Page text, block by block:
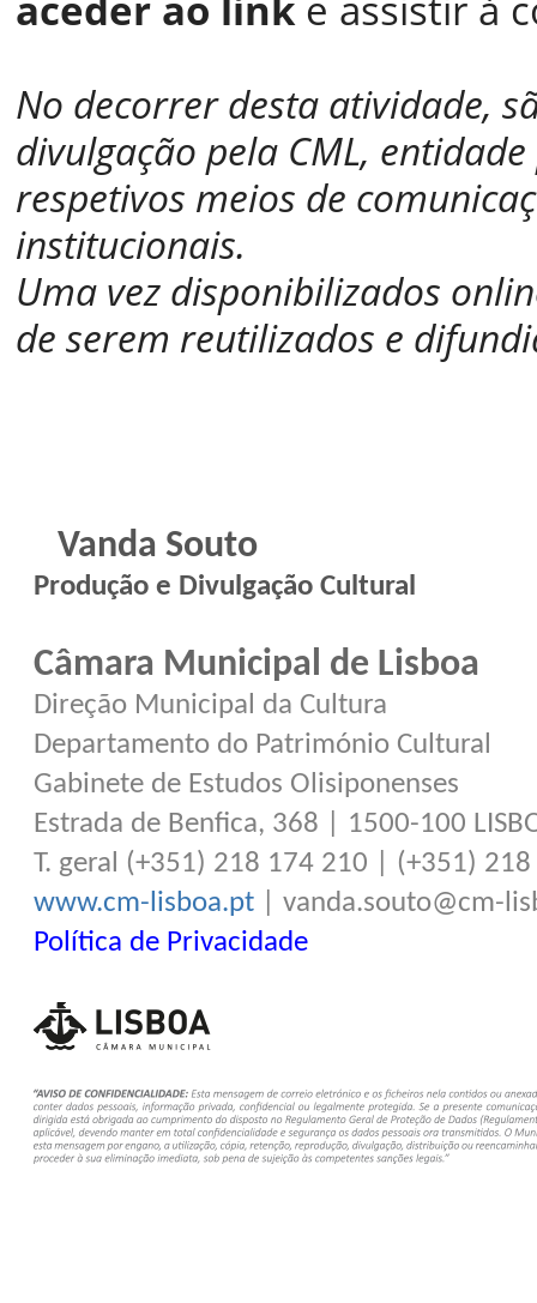
No decorrer desta atividade,
divulgação pela CML,
respetivos meios de
institucionais.
Uma vez disponibilizados
de serem reutilizados e
Vanda Souto
Produção e Divulgação Cultural
Câmara Municipal de Lisboa
Direção Municipal da Cultura
Departamento do Património Cultural
Gabinete de Estudos Olisiponenses
Estrada de Benfica, 368 | 1500-100
T. geral (+351) 218 174 210 | (+351)
www.cm-lisboa.pt | vanda.souto@cm-
Política de Privacidade